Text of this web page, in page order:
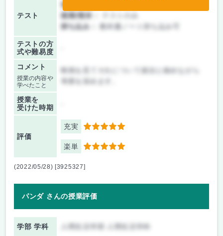
テスト
前期/中間：
後期/期末：
持ち込み：
教科書ノート持ち込み可
テストの方
式や難易度
コメント
授業の内容や
学べたこと
映画を見てそれについて政治と絡めながら
授業を
受けた時期
評価
充実 5
楽単 5
(2022/05/28) [3925327]
パンダ さんの授業評価
学部 学科